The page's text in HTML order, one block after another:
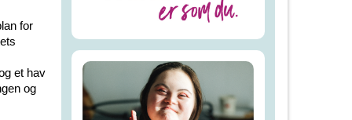
for
et hav
og